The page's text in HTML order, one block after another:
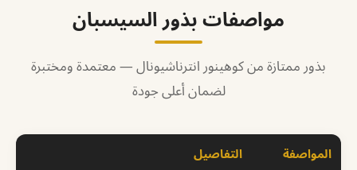
مواصفات بذور السيسبان
بذور ممتازة من كوهينور انترناشيونال — معتمدة ومختبرة
لضمان أعلى جودة
المواصفة التفاصيل